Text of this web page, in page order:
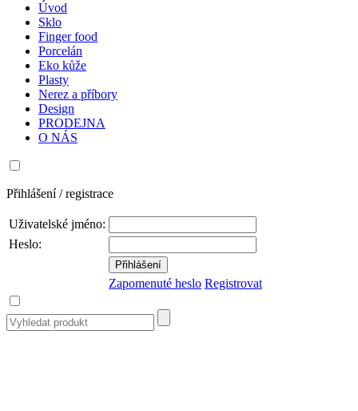
Úvod
Sklo
Finger food
Porcelán
Eko kůže
Plasty
Nerez a příbory
Design
PRODEJNA
O NÁS
Přihlášení / registrace
Uživatelské jméno:
Heslo:
Zapomenuté heslo Registrovat